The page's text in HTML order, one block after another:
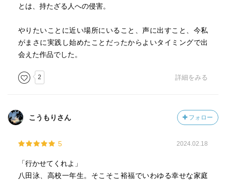
とは、持たざる人への侵害。
やりたいことに近い場所にいること、声に出すこと、今私
がまさに実践し始めたことだったからよいタイミングで出
会えた作品でした。
2 詳細をみる
こうもりさん フォロー
5 2024.02.18
「行かせてくれよ」
八田泳、高校一年生。そこそこ裕福でいわゆる幸せな家庭